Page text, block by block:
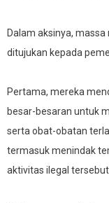
Dalam aksinya,
ditujukan kepada
Pertama, mereka
besar-besaran untuk
serta obat-obatan
termasuk menindak
aktivitas ilegal tersebut.